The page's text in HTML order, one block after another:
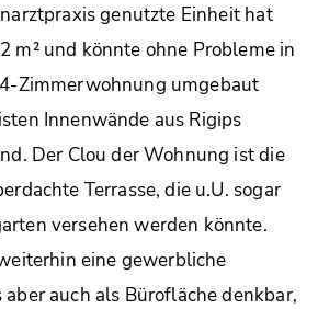
genutzte Einheit hat
m² und könnte ohne Probleme in
Zimmerwohnung umgebaut
Innenwände aus Rigips
Der Clou der Wohnung ist die
Terrasse, die u.U. sogar
versehen werden könnte.
eine gewerbliche
auch als Bürofläche denkbar,